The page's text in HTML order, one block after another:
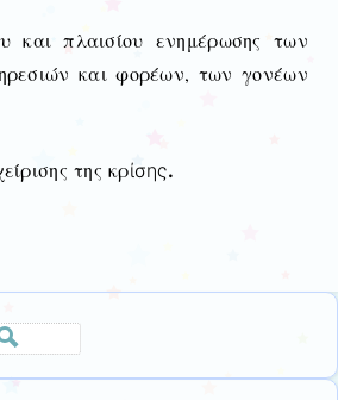
και πλαισίου ενημέρωσης των
και φορέων, των γονέων
της κρίσης.